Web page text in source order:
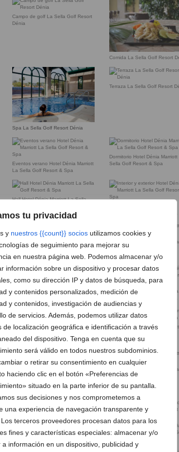
tu privacidad
y nuestros {{count}} socios utilizamos cookies y
de seguimiento para mejorar su
en nuestra página web. Podemos almacenar y/o
información sobre un dispositivo y procesar datos
como su dirección IP y datos de búsqueda, para
y contenidos personalizados, medición de
y contenidos, investigación de audiencias y
de servicios. Además, podemos utilizar datos
de localización geográfica e identificación a través
del dispositivo. Tenga en cuenta que su
será válido en todos nuestros subdominios.
o retirar su consentimiento en cualquier
haciendo clic en el botón «Preferencias de
situado en la parte inferior de su pantalla.
sus decisiones y nos comprometemos a
una experiencia de navegación transparente y
terceros proveedores procesan datos para los
fines y características especiales: almacenar y/o
a información en un dispositivo, publicidad y
Campo de golf La Sella Golf Resort
Dénia
Comida La Sella Golf Resort
Spa La Sella Golf Resort Dénia
Terraza La Sella Golf Resort
Eventos verano Hotel Dénia Marriott
La Sella Golf Resort & Spa
Dormitorio Hotel Dénia Marriott
Sella Golf Resort & Spa
Hall Hotel Dénia Marriott La Sella
Eventos agosto Hotel Dénia Marriott
La Sella Golf Resort & Spa
Terraza Hotel Dénia Marriott
Golf Resort & Spa
Terraza en dormitorio – Hotel Dénia
Salón de actos en Hotel Dénia
La Sella Golf Resort & Spa
Habitación Hotel Dénia
Sella Golf Resort & Spa
Barra – Hotel Dénia Marriott
Golf Resort & Spa
Sorteo La Sella Marriott
Bienvenido a la recepción de
Hotel Dénia Marriott La Sella